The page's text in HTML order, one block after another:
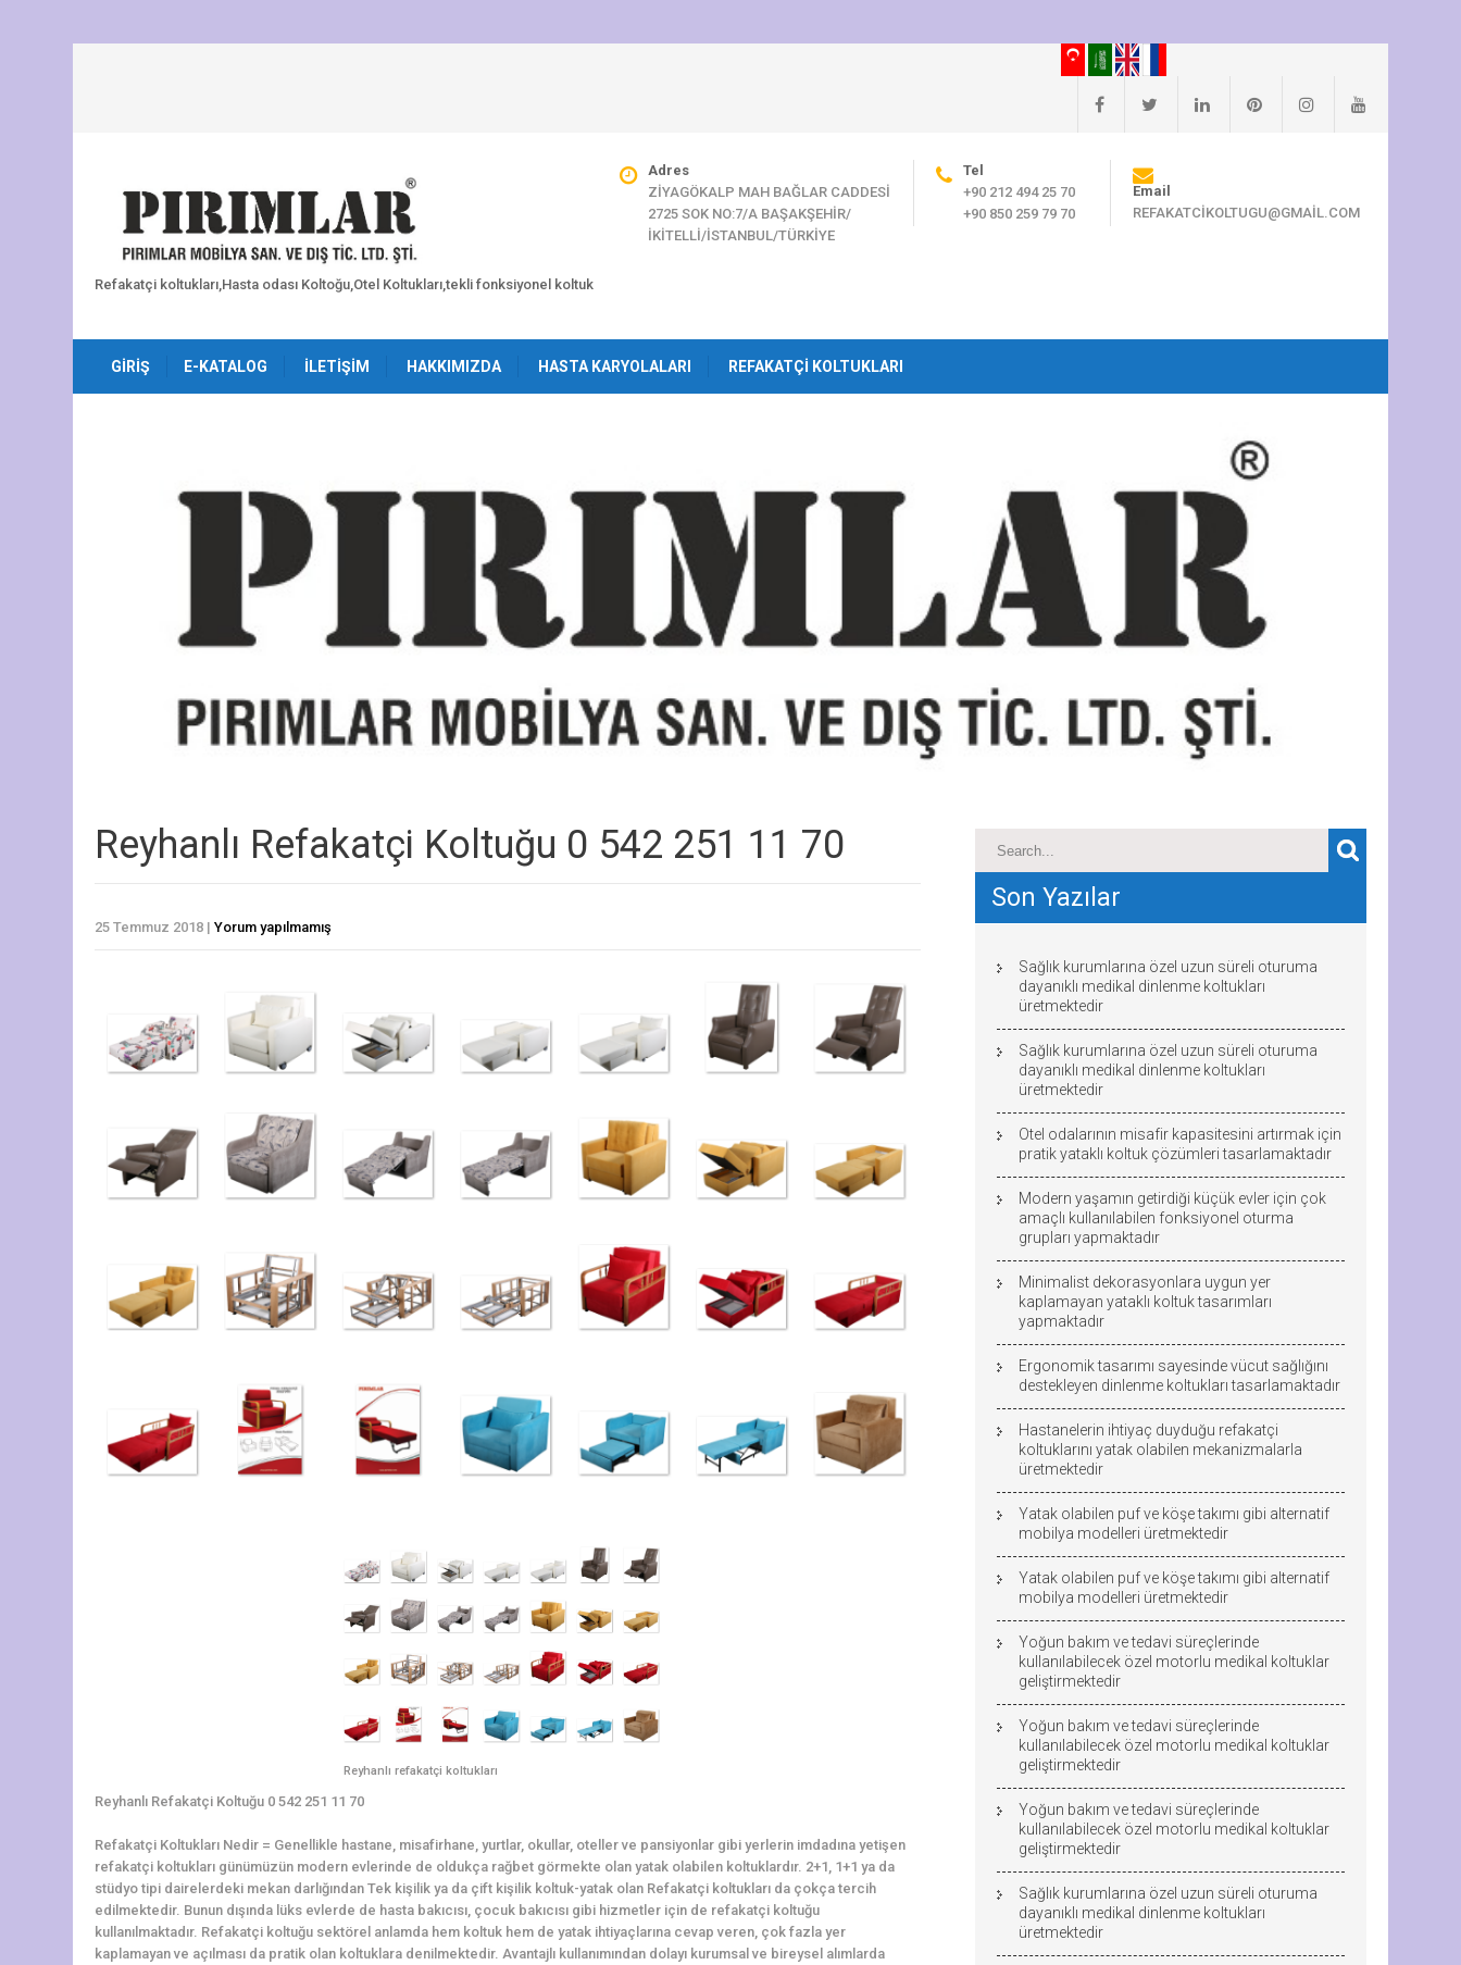
Refakatçi koltukları,Hasta odası Koltoğu,Otel Koltukları,tekli fonksiyonel koltuk
Adres
ZİYAGÖKALP MAH BAĞLAR CADDESİ
2725 SOK NO:7/A BAŞAKŞEHİR/
İKİTELLİ/İSTANBUL/TÜRKİYE
Tel
+90 212 494 25 70
+90 850 259 79 70
Email
REFAKATCIKOLTUGU@GMAIL.COM
GIRIŞ E-KATALOG İLETIŞIM HAKKIMIZDA HASTA KARYOLALARI REFAKATÇI KOLTUKLARI
Reyhanlı Refakatçi Koltuğu 0 542 251 11 70
25 Temmuz 2018 | Yorum yapılmamış
Reyhanlı refakatçi koltukları
Reyhanlı Refakatçi Koltuğu 0 542 251 11 70
Refakatçi Koltukları Nedir = Genellikle hastane, misafirhane, yurtlar, okullar, oteller ve pansiyonlar gibi yerlerin imdadına yetişen
refakatçi koltukları günümüzün modern evlerinde de oldukça rağbet görmekte olan yatak olabilen koltuklardır. 2+1, 1+1 ya da
stüdyo tipi dairelerdeki mekan darlığından Tek kişilik ya da çift kişilik koltuk-yatak olan Refakatçi koltukları da çokça tercih
edilmektedir. Bunun dışında lüks evlerde de hasta bakıcısı, çocuk bakıcısı gibi hizmetler için de refakatçi koltuğu
kullanılmaktadır. Refakatçi koltuğu sektörel anlamda hem koltuk hem de yatak ihtiyaçlarına cevap veren, çok fazla yer
kaplamayan ve açılması da pratik olan koltuklara denilmektedir. Avantajlı kullanımından dolayı kurumsal ve bireysel alımlarda
Son Yazılar
Sağlık kurumlarına özel uzun süreli oturuma
dayanıklı medikal dinlenme koltukları
üretmektedir
Sağlık kurumlarına özel uzun süreli oturuma
dayanıklı medikal dinlenme koltukları
üretmektedir
Otel odalarının misafir kapasitesini artırmak için
pratik yataklı koltuk çözümleri tasarlamaktadır
Modern yaşamın getirdiği küçük evler için çok
amaçlı kullanılabilen fonksiyonel oturma
grupları yapmaktadır
Minimalist dekorasyonlara uygun yer
kaplamayan yataklı koltuk tasarımları
yapmaktadır
Ergonomik tasarımı sayesinde vücut sağlığını
destekleyen dinlenme koltukları tasarlamaktadır
Hastanelerin ihtiyaç duyduğu refakatçi
koltuklarını yatak olabilen mekanizmalarla
üretmektedir
Yatak olabilen puf ve köşe takımı gibi alternatif
mobilya modelleri üretmektedir
Yatak olabilen puf ve köşe takımı gibi alternatif
mobilya modelleri üretmektedir
Yoğun bakım ve tedavi süreçlerinde
kullanılabilecek özel motorlu medikal koltuklar
geliştirmektedir
Yoğun bakım ve tedavi süreçlerinde
kullanılabilecek özel motorlu medikal koltuklar
geliştirmektedir
Yoğun bakım ve tedavi süreçlerinde
kullanılabilecek özel motorlu medikal koltuklar
geliştirmektedir
Sağlık kurumlarına özel uzun süreli oturuma
dayanıklı medikal dinlenme koltukları
üretmektedir